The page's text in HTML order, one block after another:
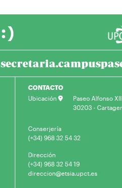
CONTACTO
Ubicación
Paseo Alfonso
30203 -
Conserjería
(+34) 968 32 54 32
Dirección
(+34) 968 32 54 19
direccion@etsia.upct.es